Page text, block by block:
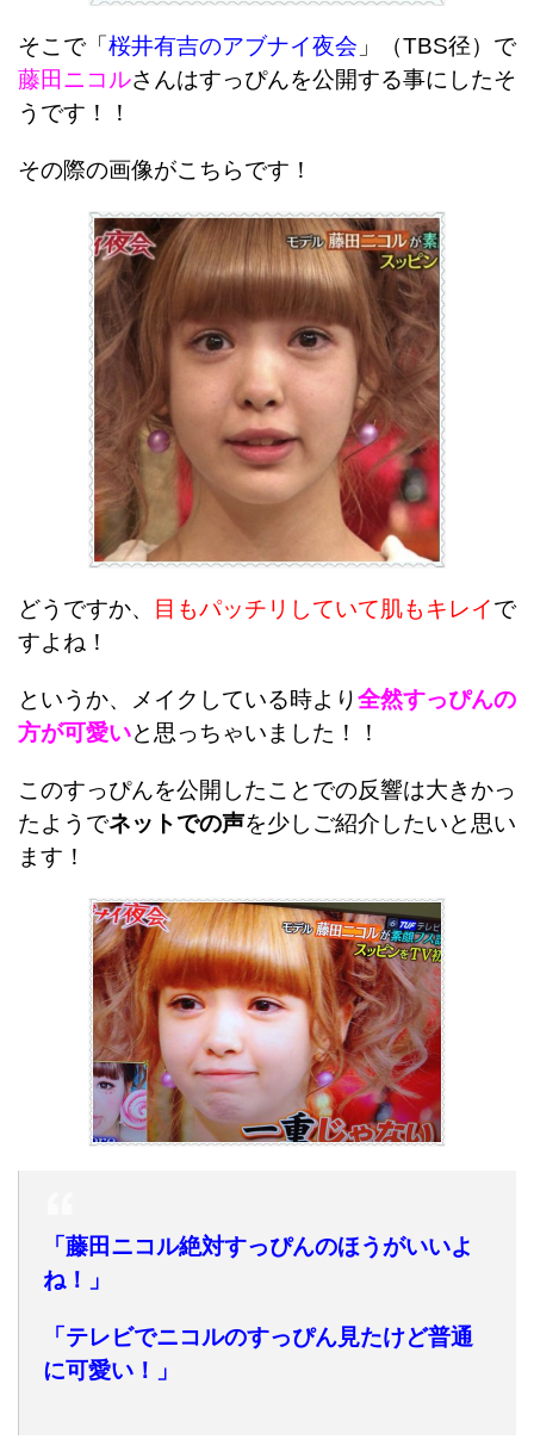
そこで「桜井有吉のアブナイ夜会 」（TBS径）で
藤田ニコルさんはすっぴんを公開する事にしたそ
うです！！
その際の画像がこちらです！
どうですか、 目もパッチリしていて肌もキレイで
すよね！
というか、メイクしている時より全然すっぴんの
方が可愛いと思っちゃいました！！
このすっぴんを公開したことでの反響は大きかっ
たようでネットでの声を少しご紹介したいと思い
ます！
「藤田ニコル絶対すっぴんのほうがいいよ
ね！」
「テレビでニコルのすっぴん見たけど普通
に可愛い！」